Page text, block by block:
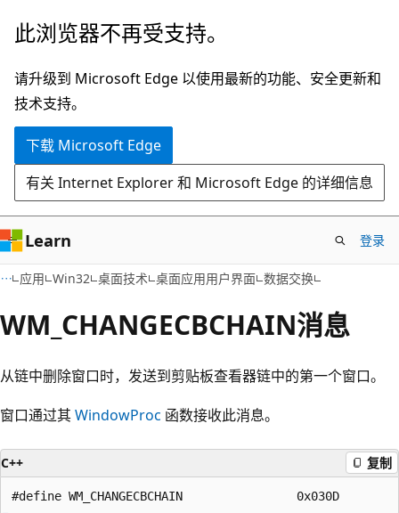
跳
主
要
内
此浏览器不再受支持。
请升级到 Microsoft Edge 以使用最新的功能、安全更新和
技术支持。
下载 Microsoft Edge
有关 Internet Explorer 和 Microsoft Edge 的详细信息
Learn 登录
应用 Win32 桌面技术 桌面应用用户界面 数据交换
WM_CHANGECBCHAIN消息
从链中删除窗口时，发送到剪贴板查看器链中的第一个窗口。
窗口通过其WindowProc 函数接收此消息。
C++ 复制